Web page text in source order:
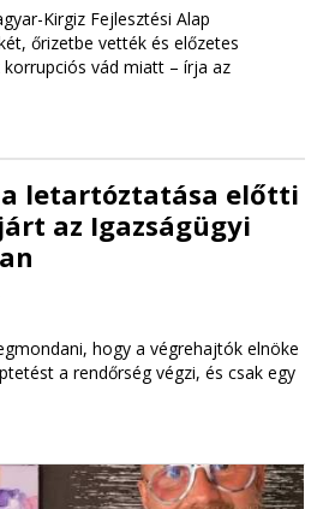
Kirgiz Fejlesztési Alap
őrizetbe vették és előzetes
vád miatt – írja az
a letartóztatása előtti
az Igazságügyi
hogy a végrehajtók elnöke
a rendőrség végzi, és csak egy